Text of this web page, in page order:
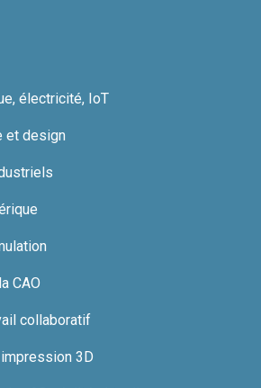
électricité, IoT
et design
CAO
collaboratif
3D